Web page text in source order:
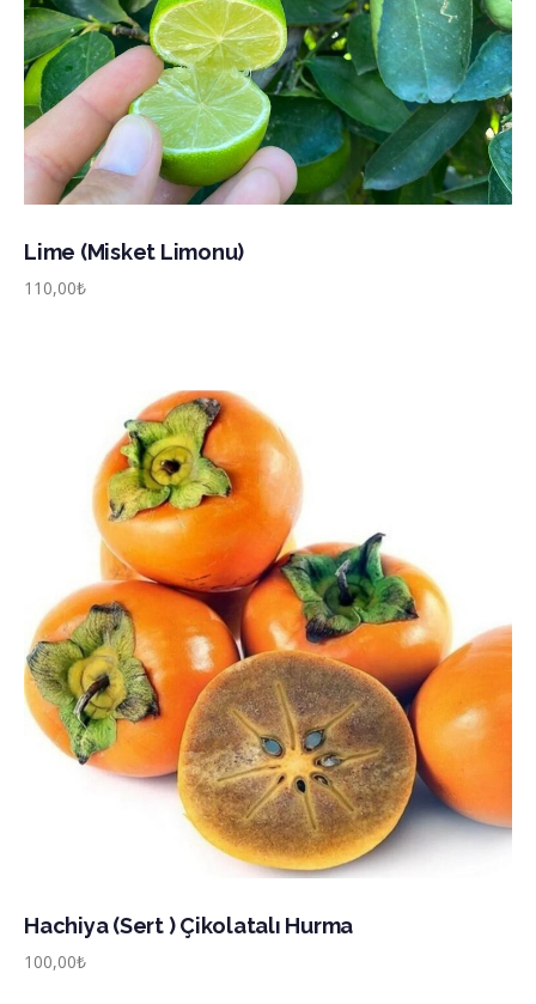
Lime (Misket Limonu)
110,00₺
Hachiya (Sert ) Çikolatalı Hurma
100,00₺